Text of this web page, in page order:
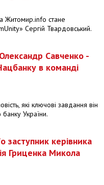
Житомир.info стане
Сергій Твардовський.
Савченко -
в команді
які ключові завдання він
України.
керівника
Гриценка Микола